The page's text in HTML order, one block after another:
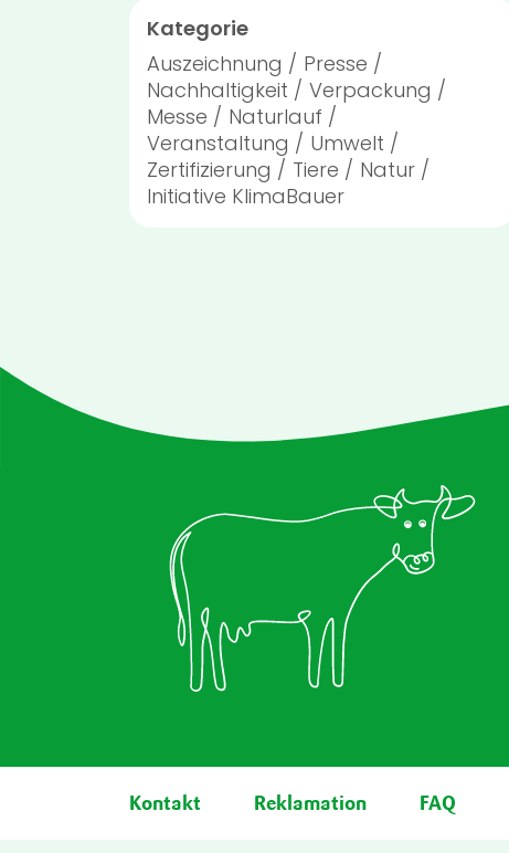
Kategorie
Auszeichnung
Presse
Nachhaltigkeit
Verpackung
Messe
Naturlauf
Veranstaltung
Umwelt
Zertifizierung
Tiere
Natur
Initiative KlimaBauer
Fußbereich
Kontakt Reklamation FAQ